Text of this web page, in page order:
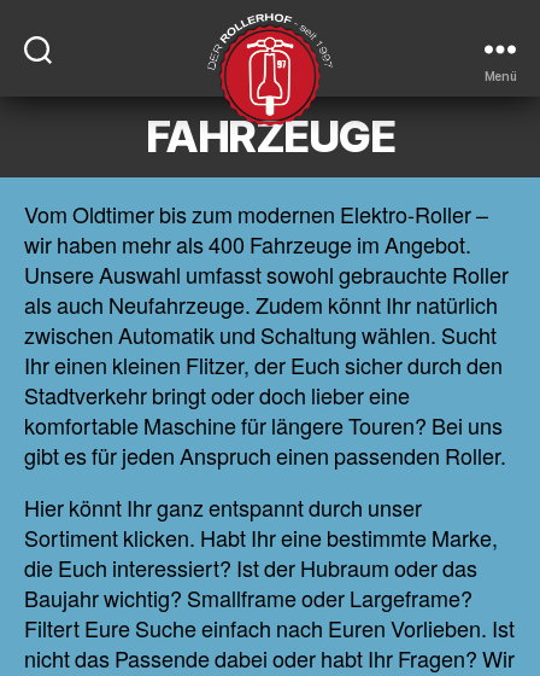
DER-
Menü
FAHRZEUGE
Vom Oldtimer bis zum modernen Elektro-Roller –
wir haben mehr als 400 Fahrzeuge im Angebot.
Unsere Auswahl umfasst sowohl gebrauchte Roller
als auch Neufahrzeuge. Zudem könnt Ihr natürlich
zwischen Automatik und Schaltung wählen. Sucht
Ihr einen kleinen Flitzer, der Euch sicher durch den
Stadtverkehr bringt oder doch lieber eine
komfortable Maschine für längere Touren? Bei uns
gibt es für jeden Anspruch einen passenden Roller.
Hier könnt Ihr ganz entspannt durch unser
Sortiment klicken. Habt Ihr eine bestimmte Marke,
die Euch interessiert? Ist der Hubraum oder das
Baujahr wichtig? Smallframe oder Largeframe?
Filtert Eure Suche einfach nach Euren Vorlieben. Ist
nicht das Passende dabei oder habt Ihr Fragen? Wir